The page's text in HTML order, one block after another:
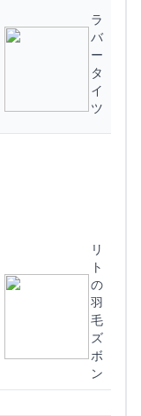
ラ
バ
ー
タ
イ
ツ
リ
ト
の
羽
毛
ズ
ボ
ン